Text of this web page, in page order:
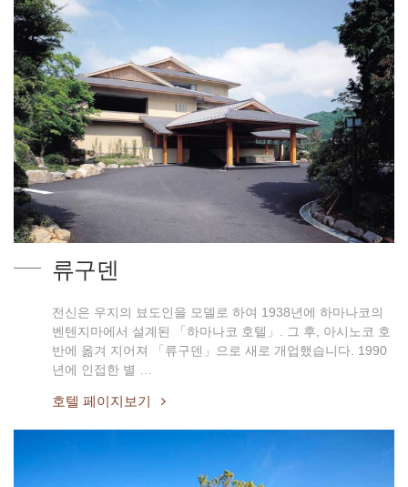
류구덴
전신은 우지의 뵤도인을 모델로 하여 1938년에 하마나코의
벤텐지마에서 설계된 「하마나코 호텔」. 그 후, 아시노코 호
반에 옮겨 지어져 「류구덴」으로 새로 개업했습니다. 1990
년에 인접한 별 …
호텔 페이지보기